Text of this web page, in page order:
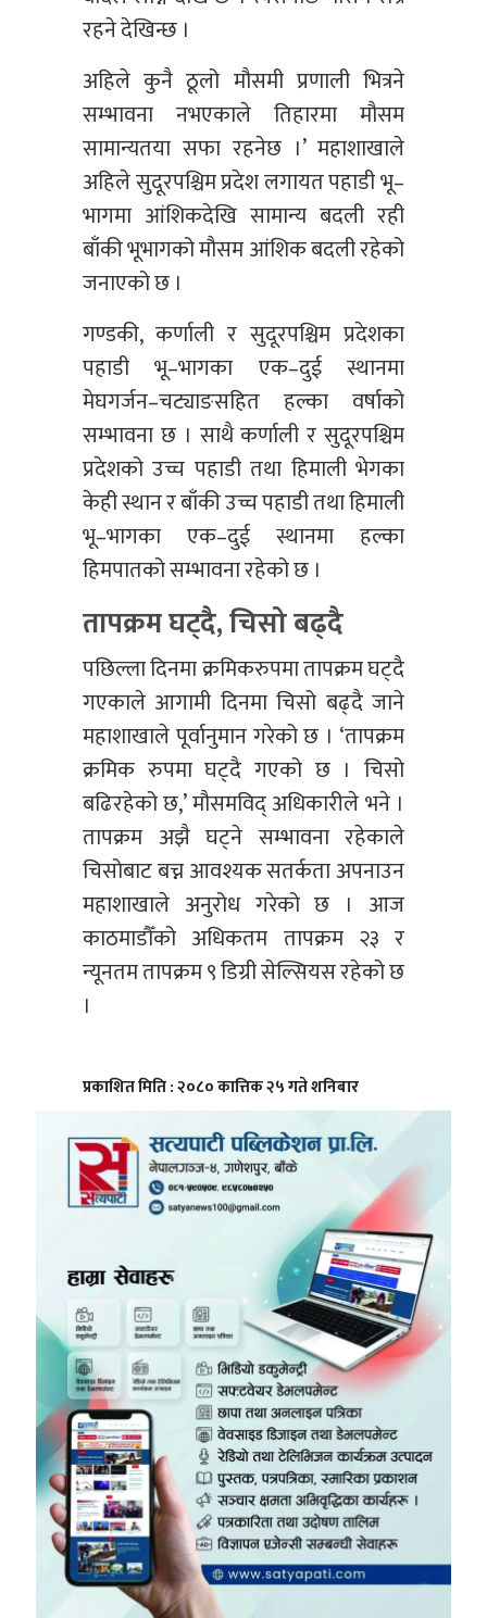
रहने देखिन्छ ।
अहिले कुनै ठूलो मौसमी प्रणाली भित्रने
सम्भावना नभएकाले तिहारमा मौसम
सामान्यतया सफा रहनेछ ।’ महाशाखाले
अहिले सुदूरपश्चिम प्रदेश लगायत पहाडी भू–
भागमा आंशिकदेखि सामान्य बदली रही
बाँकी भूभागको मौसम आंशिक बदली रहेको
जनाएको छ ।
गण्डकी, कर्णाली र सुदूरपश्चिम प्रदेशका
पहाडी भू–भागका एक–दुई स्थानमा
मेघगर्जन–चट्याङसहित हल्का वर्षाको
सम्भावना छ । साथै कर्णाली र सुदूरपश्चिम
प्रदेशको उच्च पहाडी तथा हिमाली भेगका
केही स्थान र बाँकी उच्च पहाडी तथा हिमाली
भू–भागका एक–दुई स्थानमा हल्का
हिमपातको सम्भावना रहेको छ ।
तापक्रम घट्दै, चिसो बढ्दै
पछिल्ला दिनमा क्रमिकरुपमा तापक्रम घट्दै
गएकाले आगामी दिनमा चिसो बढ्दै जाने
महाशाखाले पूर्वानुमान गरेको छ । ‘तापक्रम
क्रमिक रुपमा घट्दै गएको छ । चिसो
बढिरहेको छ,’ मौसमविद् अधिकारीले भने ।
तापक्रम अझै घट्ने सम्भावना रहेकाले
चिसोबाट बच्न आवश्यक सतर्कता अपनाउन
महाशाखाले अनुरोध गरेको छ । आज
काठमाडौँको अधिकतम तापक्रम २३ र
न्यूनतम तापक्रम ९ डिग्री सेल्सियस रहेको छ
।
प्रकाशित मिति : २०८० कात्तिक २५ गते शनिबार